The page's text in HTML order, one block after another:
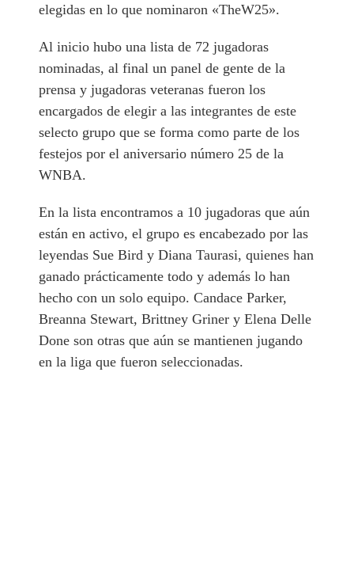
elegidas en lo que nominaron «TheW25».
Al inicio hubo una lista de 72 jugadoras
nominadas, al final un panel de gente de la
prensa y jugadoras veteranas fueron los
encargados de elegir a las integrantes de este
selecto grupo que se forma como parte de los
festejos por el aniversario número 25 de la
WNBA.
En la lista encontramos a 10 jugadoras que aún
están en activo, el grupo es encabezado por las
leyendas Sue Bird y Diana Taurasi, quienes han
ganado prácticamente todo y además lo han
hecho con un solo equipo. Candace Parker,
Breanna Stewart, Brittney Griner y Elena Delle
Done son otras que aún se mantienen jugando
en la liga que fueron seleccionadas.